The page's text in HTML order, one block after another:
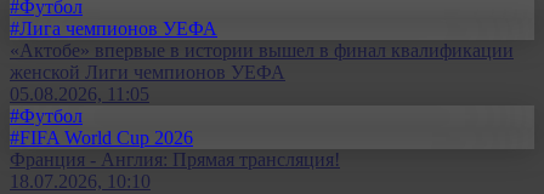
#Футбол
#Лига чемпионов УЕФА
«Актобе» впервые в истории вышел в финал квалификации
женской Лиги чемпионов УЕФА
05.08.2026, 11:05
#Футбол
#FIFA World Cup 2026
Франция - Англия: Прямая трансляция!
18.07.2026, 10:10